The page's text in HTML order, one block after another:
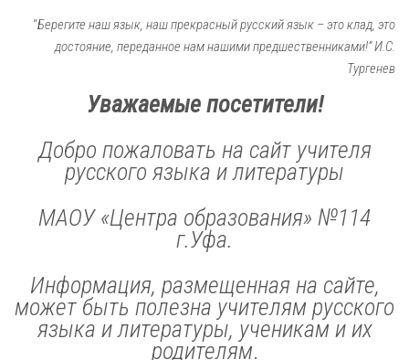
Портфолио
Обратная связь
Контакты
Оценить сайт
“Берегите наш язык, наш прекрасный русский язык – это клад, это
достояние, переданное нам нашими предшественниками!” И.С.
Тургенев
Уважаемые посетители!
Добро пожаловать на сайт учителя
русского языка и литературы
МАОУ «Центра образования» №114
г.Уфа.
Информация, размещенная на сайте,
может быть полезна учителям русского
языка и литературы, ученикам и их
родителям.